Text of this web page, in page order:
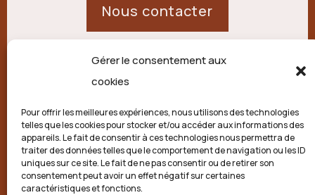
Gérer le consentement aux
cookies
Pour offrir les meilleures expériences, nous utilisons des technologies
telles que les cookies pour stocker et/ou accéder aux informations des
appareils. Le fait de consentir à ces technologies nous permettra de
traiter des données telles que le comportement de navigation ou les ID
uniques sur ce site. Le fait de ne pas consentir ou de retirer son
consentement peut avoir un effet négatif sur certaines
caractéristiques et fonctions.
Nous contacter
21 route de Palisse,
Politique de confidentialité
Conditions générales